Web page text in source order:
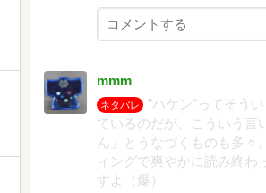
mmm
ネタバレ
”ハケン”ってそう
ているのだが、こういう言
ん」とうなづくものも多々
ィングで爽やかに読み終
すよ（爆）